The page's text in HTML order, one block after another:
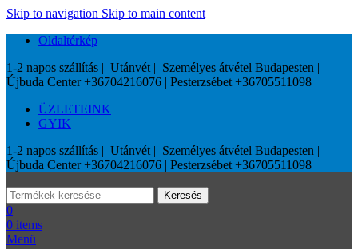
Skip to navigation Skip to main content
Oldaltérkép
1-2 napos szállítás | Utánvét | Személyes átvétel Budapesten |
Újbuda Center +36704216076 | Pesterzsébet +36705511098
ÜZLETEINK
GYIK
1-2 napos szállítás | Utánvét | Személyes átvétel Budapesten |
Újbuda Center +36704216076 | Pesterzsébet +36705511098
Keresés
0
0 items
Menü